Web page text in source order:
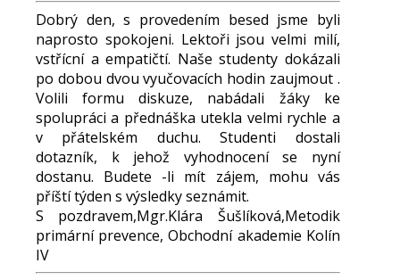
Dobrý den, s provedením besed jsme byli
naprosto spokojeni. Lektoři jsou velmi milí,
vstřícní a empatičtí. Naše studenty dokázali
po dobou dvou vyučovacích hodin zaujmout .
Volili formu diskuze, nabádali žáky ke
spolupráci a přednáška utekla velmi rychle a
v přátelském duchu. Studenti dostali
dotazník, k jehož vyhodnocení se nyní
dostanu. Budete -li mít zájem, mohu vás
příští týden s výsledky seznámit.
S pozdravem,Mgr.Klára Šušlíková,Metodik
primární prevence, Obchodní akademie Kolín
IV